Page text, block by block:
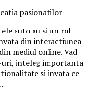
pasionatilor
auto au si un rol
din interactiunea
mediul online. Vad
inteleg importanta
si invata ce